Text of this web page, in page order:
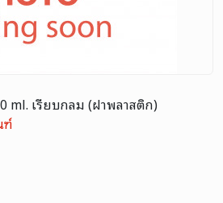
ml. เรียบกลม (ฝาพลาสติก)
ฑ์